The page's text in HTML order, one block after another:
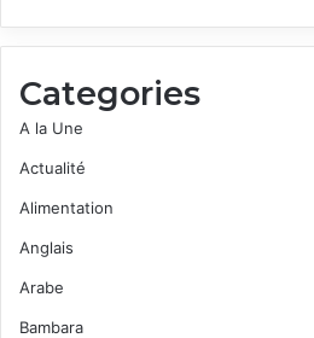
Categories
A la Une
Actualité
Alimentation
Anglais
Arabe
Bambara